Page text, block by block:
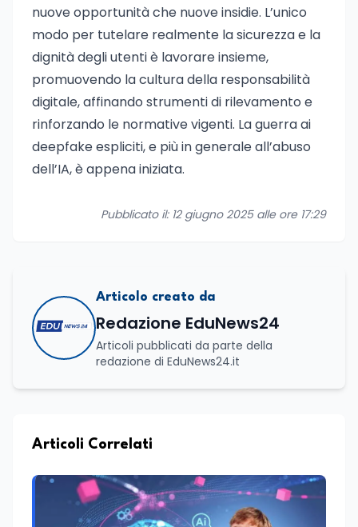
nuove opportunità che nuove insidie. L’unico
modo per tutelare realmente la sicurezza e la
dignità degli utenti è lavorare insieme,
promuovendo la cultura della responsabilità
digitale, affinando strumenti di rilevamento e
rinforzando le normative vigenti. La guerra ai
deepfake espliciti, e più in generale all’abuso
dell’IA, è appena iniziata.
Pubblicato il: 12 giugno 2025 alle ore 17:29
Articolo creato da
Redazione EduNews24
Articoli pubblicati da parte della
redazione di EduNews24.it
Articoli Correlati